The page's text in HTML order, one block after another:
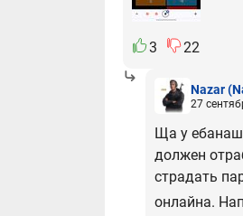
3 22
Nazar
27
Ща у
должен
страдать
онлайна.